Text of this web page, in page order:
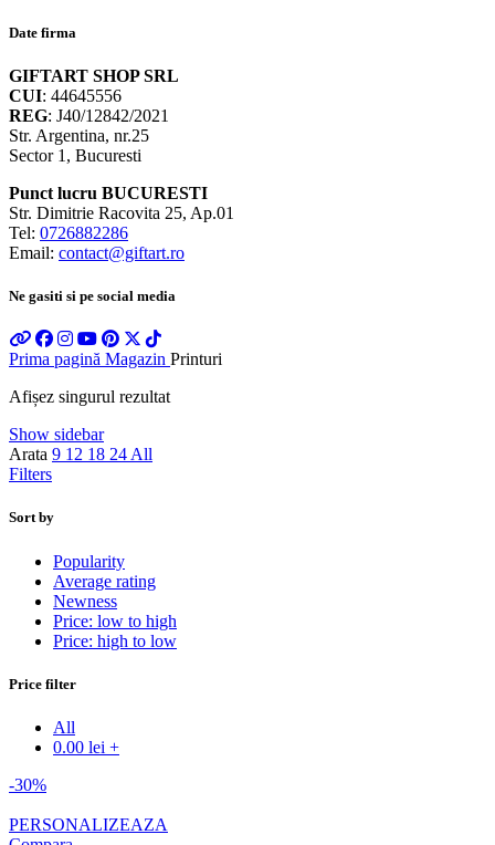
Date firma
GIFTART SHOP SRL
CUI: 44645556
REG: J40/12842/2021
Str. Argentina, nr.25
Sector 1, Bucuresti
Punct lucru BUCURESTI
Str. Dimitrie Racovita 25, Ap.01
Tel: 0726882286
Email: contact@giftart.ro
Ne gasiti si pe social media
Prima pagină Magazin Printuri
Afișez singurul rezultat
Show sidebar
Arata 9 12 18 24 All
Filters
Sort by
Popularity
Average rating
Newness
Price: low to high
Price: high to low
Price filter
All
0.00 lei +
-30%
PERSONALIZEAZA